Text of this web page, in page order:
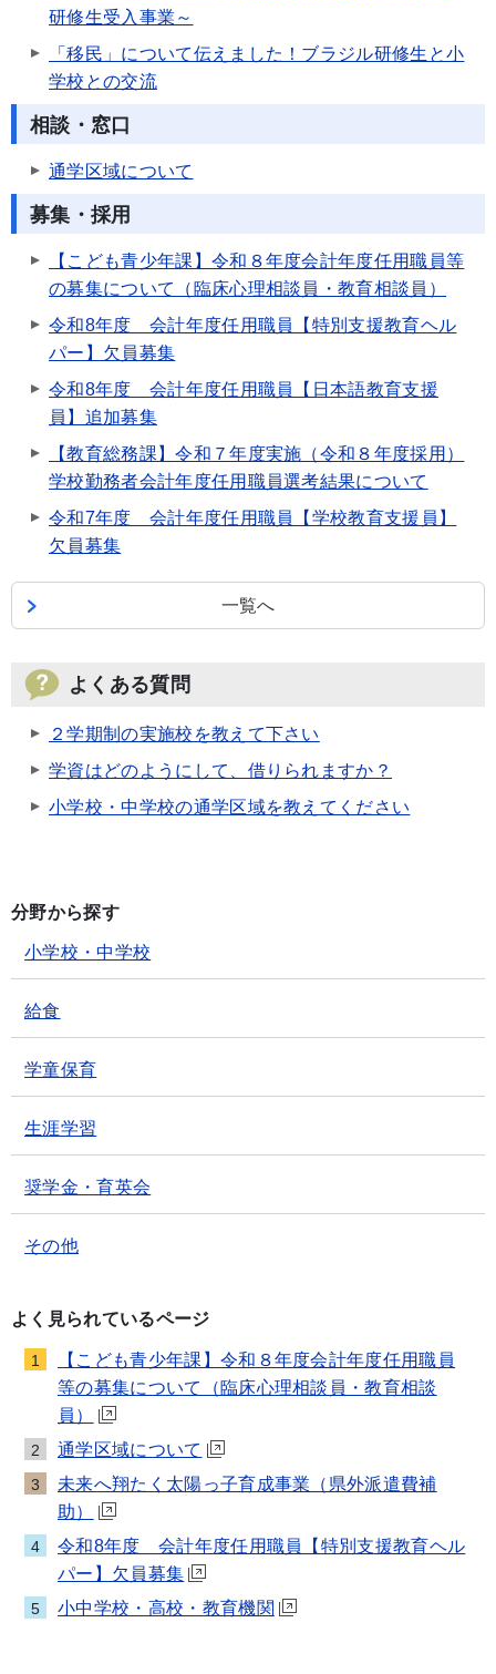
研修生受入事業～
「移民」について伝えました！ブラジル研修生と小
学校との交流
相談・窓口
通学区域について
募集・採用
【こども青少年課】令和８年度会計年度任用職員等
の募集について（臨床心理相談員・教育相談員）
令和8年度 会計年度任用職員【特別支援教育ヘル
パー】欠員募集
令和8年度 会計年度任用職員【日本語教育支援
員】追加募集
【教育総務課】令和７年度実施（令和８年度採用）
学校勤務者会計年度任用職員選考結果について
令和7年度 会計年度任用職員【学校教育支援員】
欠員募集
一覧へ
よくある質問
２学期制の実施校を教えて下さい
学資はどのようにして、借りられますか？
小学校・中学校の通学区域を教えてください
分野から探す
小学校・中学校
給食
学童保育
生涯学習
奨学金・育英会
その他
よく見られているページ
1
【こども青少年課】令和８年度会計年度任用職員
等の募集について（臨床心理相談員・教育相談
員）
2 通学区域について
3
未来へ翔たく太陽っ子育成事業（県外派遣費補
助）
4
令和8年度 会計年度任用職員【特別支援教育ヘル
パー】欠員募集
5 小中学校・高校・教育機関